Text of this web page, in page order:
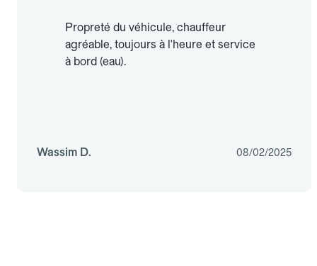
Propreté du véhicule, chauffeur
agréable, toujours à l'heure et service
à bord (eau).
Wassim D. 08/02/2025